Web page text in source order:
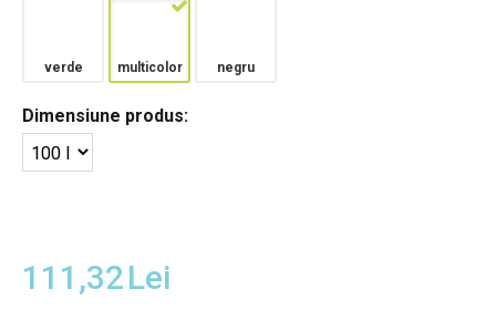
verde multicolor negru
Dimensiune produs:
111,32Lei